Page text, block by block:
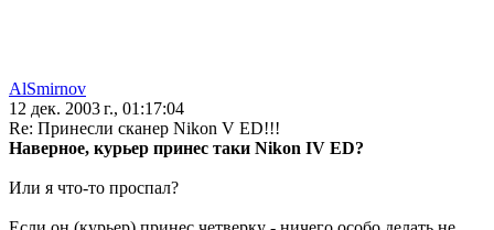
AlSmirnov
12 дек. 2003 г., 01:17:04
Re: Принесли сканер Nikon V ED!!!
Наверное, курьер принес таки Nikon IV ED?
Или я что-то проспал?